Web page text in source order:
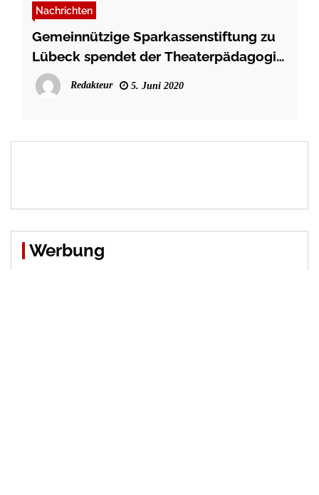
Nachrichten
Gemeinnützige Sparkassenstiftung zu
Lübeck spendet der Theaterpädagogik
des Theater Lübeck 50.000 Euro
Redakteur 5. Juni 2020
Werbung